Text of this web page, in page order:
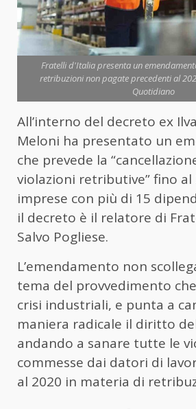
Fratelli d'Italia presenta un
retribuzioni non pagate precedenti al
Quotidiano
All’interno del decreto ex
Meloni ha presentato un
che prevede la
violazioni retributive” fino al
imprese con più di 15
il decreto è il relatore di
Salvo Pogliese.
L’emendamento non
tema del provvedimento
crisi industriali, e punta a
maniera radicale il diritto
andando a sanare tutte le
commesse dai datori di
al 2020 in materia di